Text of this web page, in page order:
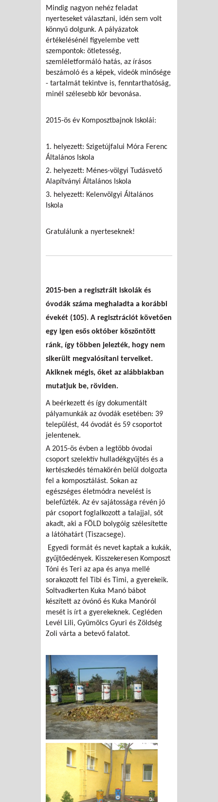
Mindig nagyon nehéz feladat
nyerteseket választani, idén sem volt
könnyű dolgunk. A pályázatok
értékelésénél figyelembe vett
szempontok: ötletesség,
szemléletformáló hatás, az írásos
beszámoló és a képek, videók minősége
- tartalmát tekintve is, fenntarthatóság,
minél szélesebb kör bevonása.
2015-ös év Komposztbajnok Iskolái:
1. helyezett: Szigetújfalui Móra Ferenc
Általános Iskola
2. helyezett: Ménes-völgyi Tudásvető
Alapítványi Általános Iskola
3. helyezett: Kelenvölgyi Általános
Iskola
Gratulálunk a nyerteseknek!
2015-ben a regisztrált iskolák és
óvodák száma meghaladta a korábbi
évekét (105). A regisztrációt követően
egy igen esős október köszöntött
ránk, így többen jelezték, hogy nem
sikerült megvalósítani terveiket.
Akiknek mégis, őket az alábbiakban
mutatjuk be, röviden.
A beérkezett és így dokumentált
pályamunkák az óvodák esetében: 39
települést, 44 óvodát és 59 csoportot
jelentenek.
A 2015-ös évben a legtöbb óvodai
csoport szelektív hulladékgyűjtés és a
kertészkedés témakörén belül dolgozta
fel a komposztálást. Sokan az
egészséges életmódra nevelést is
belefűzték. Az év sajátossága révén jó
pár csoport foglalkozott a talajjal, sőt
akadt, aki a FÖLD bolygóig szélesítette
a látóhatárt (Tiszacsege).
Egyedi formát és nevet kaptak a kukák,
gyűjtőedények. Kisszekeresen Komposzt
Tóni és Teri az apa és anya mellé
sorakozott fel Tibi és Timi, a gyerekeik.
Soltvadkerten Kuka Manó bábot
készített az óvónő és Kuka Manóról
mesét is írt a gyerekeknek. Cegléden
Levél Lili, Gyümölcs Gyuri és Zöldség
Zoli várta a betevő falatot.